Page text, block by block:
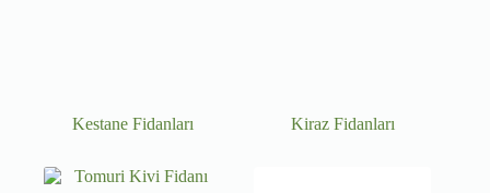
Kestane Fidanları Kiraz Fidanları